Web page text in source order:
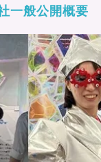
一般公開概要